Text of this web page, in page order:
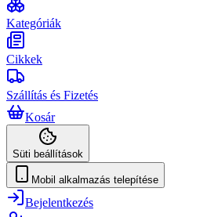
Kategóriák
Cikkek
Szállítás és Fizetés
Kosár
Süti beállítások
Mobil alkalmazás telepítése
Bejelentkezés